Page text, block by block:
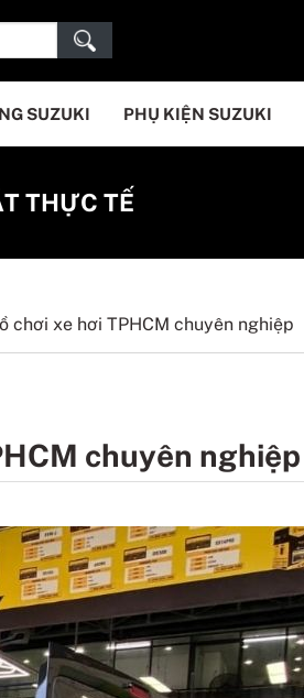
SUZUKI PHỤ KIỆN SUZUKI
THỰC TẾ
chơi xe hơi TPHCM chuyên nghiệp
chuyên nghiệp